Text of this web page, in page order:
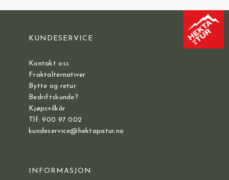
KUNDESERVICE
Kontakt oss
Fraktalternativer
Bytte og retur
Bedriftskunde?
Kjøpsvilkår
Tlf: 900 97 002
kundeservice@hektapatur.no
INFORMASJON